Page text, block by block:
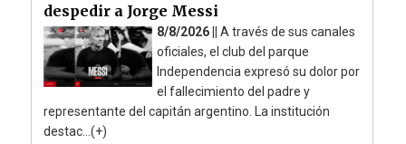
despedir a Jorge Messi
8/8/2026 || A través de sus canales
oficiales, el club del parque
Independencia expresó su dolor por
el fallecimiento del padre y
representante del capitán argentino. La institución
destac...(+)